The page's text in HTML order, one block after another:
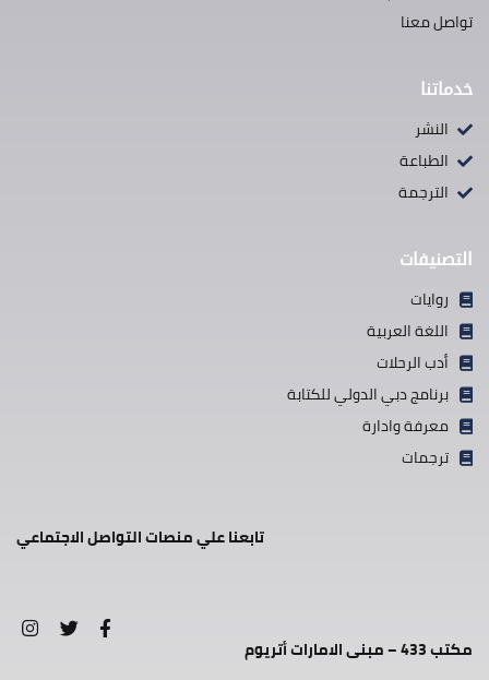
تواصل معنا
خدماتنا
النشر
الطباعة
الترجمة
التصنيفات
روايات
اللغة العربية
أدب الرحلات
برنامج دبي الدولي للكتابة
معرفة وادارة
ترجمات
تابعنا علي منصات التواصل الاجتماعي
مكتب 433 – مبنى الامارات أتريوم